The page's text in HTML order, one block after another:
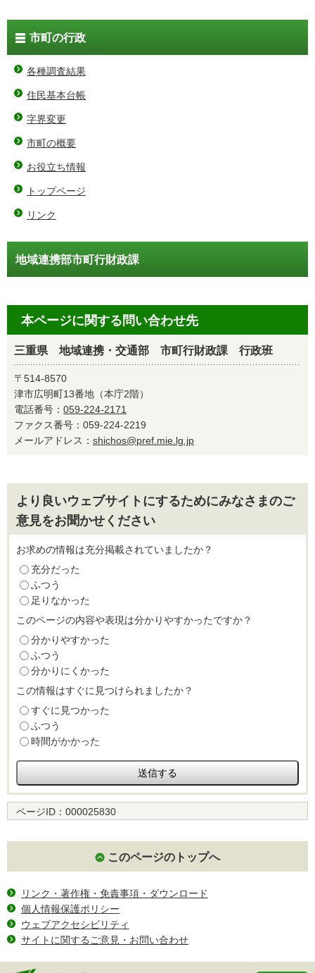
市町の行政
各種調査結果
住民基本台帳
字界変更
市町の概要
お役立ち情報
トップページ
リンク
地域連携部市町行財政課
本ページに関する問い合わせ先
三重県 地域連携・交通部 市町行財政課 行政班
〒514-8570
津市広明町13番地（本庁2階）
電話番号： 059-224-2171
ファクス番号：059-224-2219
メールアドレス： shichos@pref.mie.lg.jp
より良いウェブサイトにするためにみなさまのご
意見をお聞かせください
お求めの情報は充分掲載されていましたか？
充分だった
ふつう
足りなかった
このページの内容や表現は分かりやすかったですか？
分かりやすかった
ふつう
分かりにくかった
この情報はすぐに見つけられましたか？
すぐに見つかった
ふつう
時間がかかった
ページID： 000025830
このページのトップへ
リンク・著作権・免責事項・ダウンロード
個人情報保護ポリシー
ウェブアクセシビリティ
サイトに関するご意見・お問い合わせ